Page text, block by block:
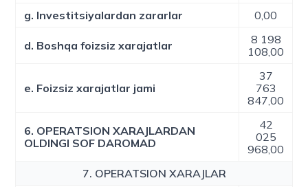
g. Investitsiyalardan zararlar 0,00
d. Boshqa foizsiz xarajatlar
8 198
108,00
e. Foizsiz xarajatlar jami
37
763
847,00
6. OPERATSION XARAJLARDAN
OLDINGI SOF DAROMAD
42
025
968,00
7. OPERATSION XARAJLAR